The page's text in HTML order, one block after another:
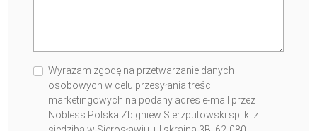
Wyrażam zgodę na przetwarzanie danych
osobowych w celu przesyłania treści
marketingowych na podany adres e-mail przez
Nobless Polska Zbigniew Sierzputowski sp. k. z